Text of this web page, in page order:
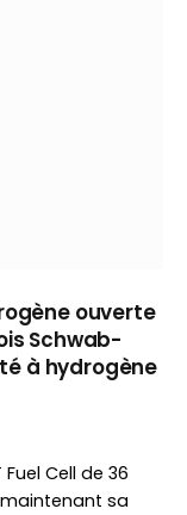
ouverte
Schwab-
à hydrogène
Cell de 36
maintenant sa